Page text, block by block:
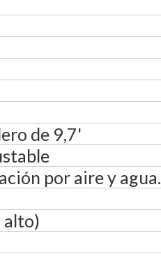
de 9,7'
por aire y agua.
alto)